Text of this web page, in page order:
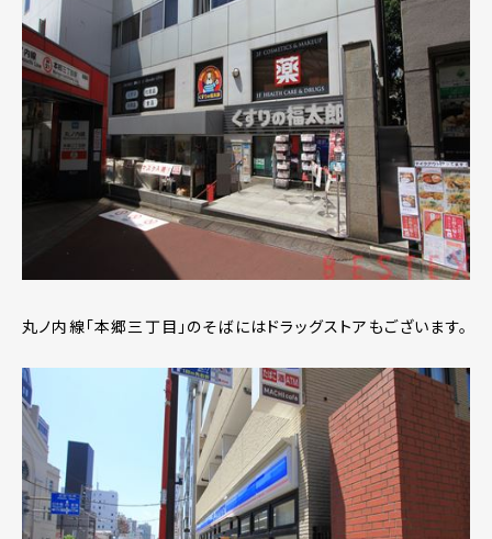
丸ノ内線「本郷三丁目」のそばにはドラッグストアもございます。